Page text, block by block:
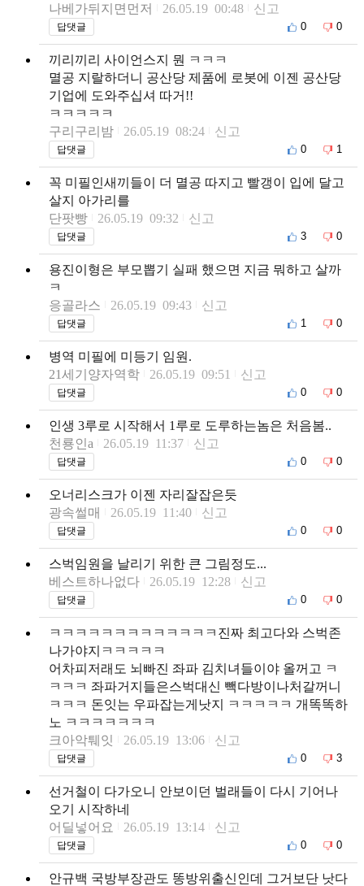
나베가뒤지면먼저
26.05.19 00:48 신고
답댓글 0 0
끼리끼리 사이언스지 뭔 ㅋㅋㅋ
멸공 지랄하더니 공산당 제품에 로봇에 이젠 공산당
기업에 도와주십셔 따거!!
ㅋㅋㅋㅋㅋ
구리구리밤
26.05.19 08:24 신고
답댓글 0 1
꼭 미필인새끼들이 더 멸공 따지고 빨갱이 입에 달고
살지 아가리를
단팟빵
26.05.19 09:32 신고
답댓글 3 0
용진이형은 부모뽑기 실패 했으면 지금 뭐하고 살까
ㅋ
응골라스
26.05.19 09:43 신고
답댓글 1 0
병역 미필에 미등기 임원.
21세기양자역학
26.05.19 09:51 신고
답댓글 0 0
인생 3루로 시작해서 1루로 도루하는놈은 처음봄..
천룡인a
26.05.19 11:37 신고
답댓글 0 0
오너리스크가 이젠 자리잘잡은듯
광속썰매
26.05.19 11:40 신고
답댓글 0 0
스벅임원을 날리기 위한 큰 그림정도...
베스트하나없다
26.05.19 12:28 신고
답댓글 0 0
ㅋㅋㅋㅋㅋㅋㅋㅋㅋㅋㅋㅋㅋ진짜 최고다와 스벅존
나가야지ㅋㅋㅋㅋㅋ
어차피저래도 뇌빠진 좌파 김치녀들이야 올꺼고 ㅋ
ㅋㅋㅋ 좌파거지들은스벅대신 빽다방이나처갈꺼니
ㅋㅋㅋ 돈잇는 우파잡는게낫지 ㅋㅋㅋㅋㅋ 개똑똑하
노 ㅋㅋㅋㅋㅋㅋㅋ
크아악퉤잇
26.05.19 13:06 신고
답댓글 0 3
선거철이 다가오니 안보이던 벌래들이 다시 기어나
오기 시작하네
어딜넣어요
26.05.19 13:14 신고
답댓글 0 0
안규백 국방부장관도 똥방위출신인데 그거보단 낫다